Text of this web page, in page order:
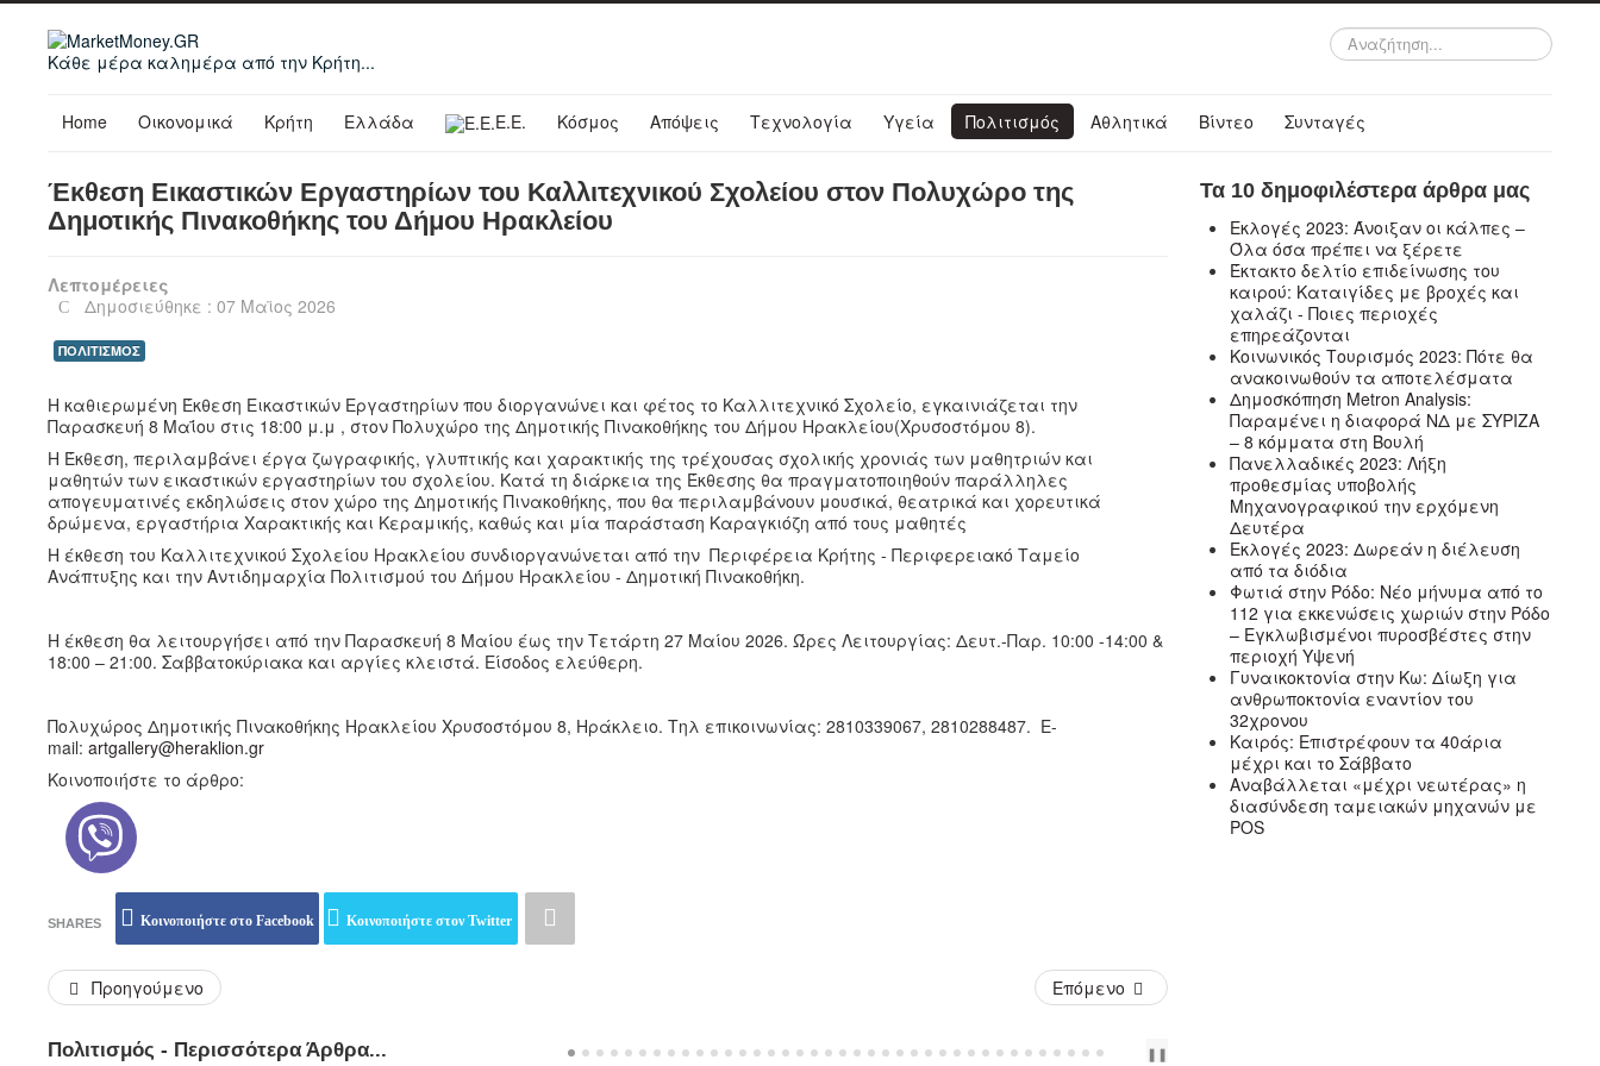
Κάθε μέρα καλημέρα από την Κρήτη...
Αναζήτηση...
Home Οικονομικά Κρήτη Ελλάδα Ε.Ε. Κόσμος Απόψεις Τεχνολογία Υγεία Πολιτισμός Αθλητικά Βίντεο Συνταγές
Έκθεση Εικαστικών Εργαστηρίων του Καλλιτεχνικού Σχολείου στον Πολυχώρο της
Δημοτικής Πινακοθήκης του Δήμου Ηρακλείου
Λεπτομέρειες
Δημοσιεύθηκε : 07 Μαϊος 2026
ΠΟΛΙΤΙΣΜΟΣ
Η καθιερωμένη Έκθεση Εικαστικών Εργαστηρίων που διοργανώνει και φέτος το Καλλιτεχνικό Σχολείο, εγκαινιάζεται την
Παρασκευή 8 Μαΐου στις 18:00 μ.μ , στον Πολυχώρο της Δημοτικής Πινακοθήκης του Δήμου Ηρακλείου(Χρυσοστόμου 8).
Η Έκθεση, περιλαμβάνει έργα ζωγραφικής, γλυπτικής και χαρακτικής της τρέχουσας σχολικής χρονιάς των μαθητριών και
μαθητών των εικαστικών εργαστηρίων του σχολείου. Κατά τη διάρκεια της Έκθεσης θα πραγματοποιηθούν παράλληλες
απογευματινές εκδηλώσεις στον χώρο της Δημοτικής Πινακοθήκης, που θα περιλαμβάνουν μουσικά, θεατρικά και χορευτικά
δρώμενα, εργαστήρια Χαρακτικής και Κεραμικής, καθώς και μία παράσταση Καραγκιόζη από τους μαθητές
Η έκθεση του Καλλιτεχνικού Σχολείου Ηρακλείου συνδιοργανώνεται από την Περιφέρεια Κρήτης - Περιφερειακό Ταμείο
Ανάπτυξης και την Αντιδημαρχία Πολιτισμού του Δήμου Ηρακλείου - Δημοτική Πινακοθήκη.
Η έκθεση θα λειτουργήσει από την Παρασκευή 8 Μαίου έως την Τετάρτη 27 Μαίου 2026. Ώρες Λειτουργίας: Δευτ.-Παρ. 10:00 -14:00 &
18:00 – 21:00. Σαββατοκύριακα και αργίες κλειστά. Είσοδος ελεύθερη.
Πολυχώρος Δημοτικής Πινακοθήκης Ηρακλείου Χρυσοστόμου 8, Ηράκλειο. Τηλ επικοινωνίας: 2810339067, 2810288487. E-
mail: artgallery@heraklion.gr
Κοινοποιήστε το άρθρο:
SHARES Κοινοποιήστε στο Facebook Κοινοποιήστε στον Twitter
Προηγούμενο Επόμενο
Πολιτισμός - Περισσότερα Άρθρα... PREVNEXT
❚❚
Τα 10 δημοφιλέστερα άρθρα μας
Εκλογές 2023: Άνοιξαν οι κάλπες –
Όλα όσα πρέπει να ξέρετε
Έκτακτο δελτίο επιδείνωσης του
καιρού: Καταιγίδες με βροχές και
χαλάζι - Ποιες περιοχές
επηρεάζονται
Κοινωνικός Τουρισμός 2023: Πότε θα
ανακοινωθούν τα αποτελέσματα
Δημοσκόπηση Metron Analysis:
Παραμένει η διαφορά ΝΔ με ΣΥΡΙΖΑ
– 8 κόμματα στη Βουλή
Πανελλαδικές 2023: Λήξη
προθεσμίας υποβολής
Μηχανογραφικού την ερχόμενη
Δευτέρα
Εκλογές 2023: Δωρεάν η διέλευση
από τα διόδια
Φωτιά στην Ρόδο: Νέο μήνυμα από το
112 για εκκενώσεις χωριών στην Ρόδο
– Εγκλωβισμένοι πυροσβέστες στην
περιοχή Υψενή
Γυναικοκτονία στην Κω: Δίωξη για
ανθρωποκτονία εναντίον του
32χρονου
Καιρός: Επιστρέφουν τα 40άρια
μέχρι και το Σάββατο
Αναβάλλεται «μέχρι νεωτέρας» η
διασύνδεση ταμειακών μηχανών με
POS